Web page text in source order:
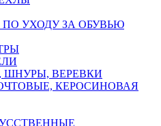
ПО УХОДУ ЗА ОБУВЬЮ
ШНУРЫ, ВЕРЕВКИ
КЕРОСИНОВАЯ